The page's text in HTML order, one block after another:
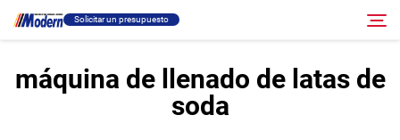
Solicitar un presupuesto
máquina de llenado de latas de
soda